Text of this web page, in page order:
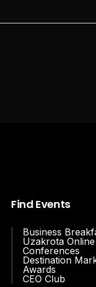
Find Events
Business
Uzakrota Online
Conferences
Destination
Awards
CEO Club